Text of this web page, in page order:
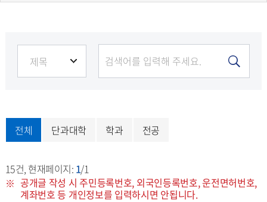
전체 단과대학 학과 전공
15건, 현재페이지: 1/1
공개글 작성 시 주민등록번호, 외국인등록번호, 운전면허번호,
계좌번호 등 개인정보를 입력하시면 안됩니다.